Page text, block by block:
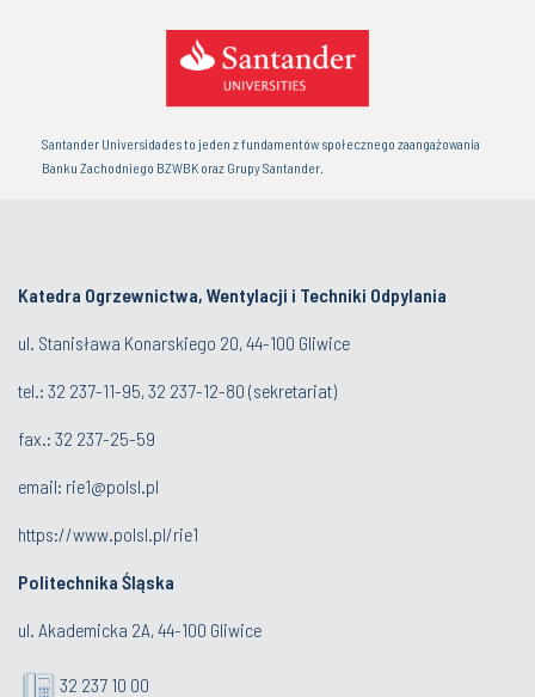
Santander Universidades to jeden z fundamentów społecznego zaangażowania
Banku Zachodniego BZWBK oraz Grupy Santander.
Katedra Ogrzewnictwa, Wentylacji i Techniki Odpylania
ul. Stanisława Konarskiego 20, 44-100 Gliwice
tel.: 32 237-11-95,32 237-12-80 (sekretariat)
fax.: 32 237-25-59
email: rie1@polsl.pl
https://www.polsl.pl/rie1
Politechnika Śląska
ul. Akademicka 2A, 44-100 Gliwice
32 237 10 00